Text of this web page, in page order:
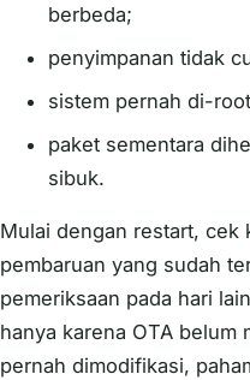
berbeda;
penyimpanan tidak
sistem pernah di-
paket sementara
sibuk.
Mulai dengan restart, cek
pembaruan yang sudah
pemeriksaan pada hari
hanya karena OTA belum
pernah dimodifikasi,